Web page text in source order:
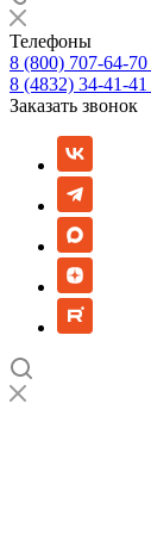
Телефоны
8 (800) 707-64-70
8 (4832) 34-41-41
Заказать звонок